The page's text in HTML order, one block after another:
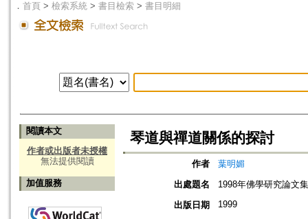
． 首頁 > 檢索系統 > 書目檢索 > 書目明細
閱讀本文
作者或出版者未授權
無法提供閱讀
加值服務
琴道與禪道關係的探討
作者
葉明媚
出處題名
1998年佛學研究論文
出版日期
1999